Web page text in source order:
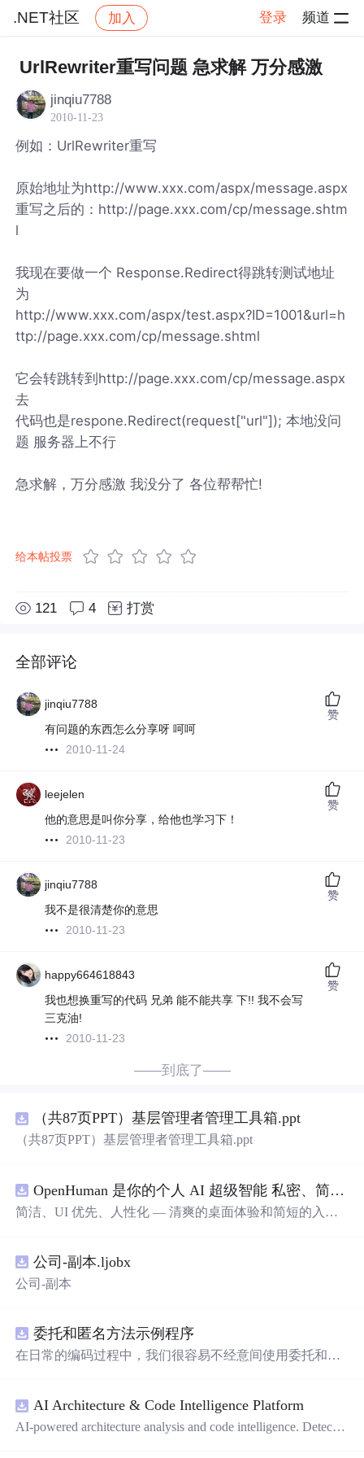
.NET社区 加入 登录 频道
社区 .NET社区 帖子详情
UrlRewriter重写问题 急求解 万分感激
jinqiu7788
2010-11-23
例如：UrlRewriter重写
原始地址为http://www.xxx.com/aspx/message.aspx
重写之后的：http://page.xxx.com/cp/message.shtm
l
我现在要做一个 Response.Redirect得跳转测试地址
为
http://www.xxx.com/aspx/test.aspx?ID=1001&url=h
ttp://page.xxx.com/cp/message.shtml
它会转跳转到http://page.xxx.com/cp/message.aspx
去
代码也是respone.Redirect(request["url"]); 本地没问
题 服务器上不行
急求解，万分感激 我没分了 各位帮帮忙!
给本帖投票
121 4 打赏
全部评论
jinqiu7788
有问题的东西怎么分享呀 呵呵
2010-11-24
赞
leejelen
他的意思是叫你分享，给他也学习下！
2010-11-23
赞
jinqiu7788
我不是很清楚你的意思
2010-11-23
赞
happy664618843
我也想换重写的代码 兄弟 能不能共享 下!! 我不会写
三克油!
2010-11-23
赞
——到底了——
（共87页PPT）基层管理者管理工具箱.ppt
（共87页PPT）基层管理者管理工具箱.ppt
OpenHuman 是你的个人 AI 超级智能 私密、简洁、极其强大
简洁、UI 优先、人性化 — 清爽的桌面体验和简短的入门
吉祥物，会说话、能感知周围环境、可作为真实参与者加
入你的 Google Meet 会议、跨周记住你，即使你停止输入
公司-副本.ljobx
公司-副本
委托和匿名方法示例程序
在日常的编码过程中，我们很容易不经意间使用委托和匿
的完整项目示例。
AI Architecture & Code Intelligence Platform
AI-powered architecture analysis and code intelligence. Detects